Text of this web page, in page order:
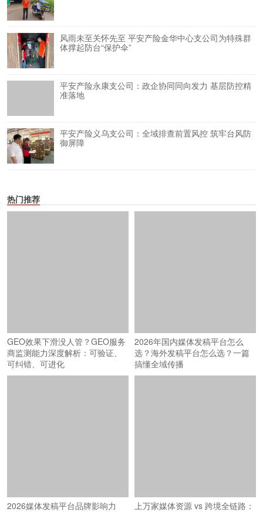
风雨未至关怀先至 平安产险金华中心支公司为特殊群
体撑起防台“保护伞”
平安产险永康支公司：政企协同同向发力 基层防控精
准落地
平安产险义乌支公司：全域排查前置风控 筑牢台风防
御屏障
热门推荐
GEO效果下滑没人管？GEO服务
商监测能力深度解析：可验证、
可纠错、可进化
2026年国内媒体发稿平台怎么
选？海外发稿平台怎么选？一篇
搞懂全域传播
2026媒体发稿平台品牌影响力
上万家媒体资源 vs 跨境全链路：